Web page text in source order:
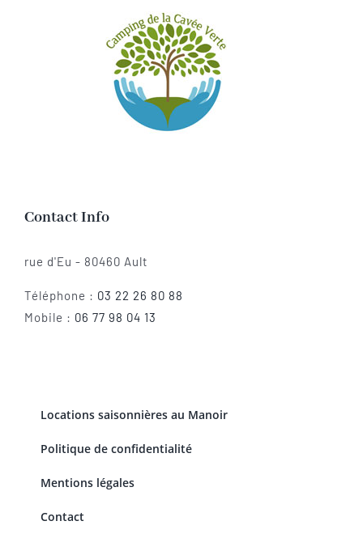
Contact Info
rue d'Eu - 80460 Ault
Téléphone : 03 22 26 80 88
Mobile : 06 77 98 04 13
Locations saisonnières au Manoir
Politique de confidentialité
Mentions légales
Contact